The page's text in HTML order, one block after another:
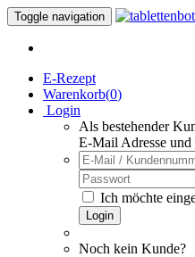
Toggle navigation
E-Rezept
Warenkorb(0)
Login
Als bestehender
E-Mail Adresse und
Ich möchte
Login
Noch kein Kunde?